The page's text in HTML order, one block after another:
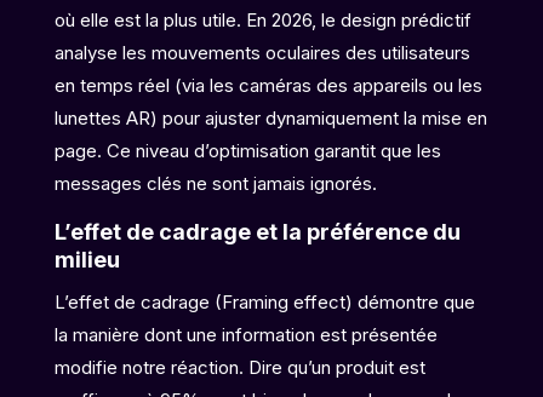
où elle est la plus utile. En 2026, le design prédictif
analyse les mouvements oculaires des utilisateurs
en temps réel (via les caméras des appareils ou les
lunettes AR) pour ajuster dynamiquement la mise en
page. Ce niveau d’optimisation garantit que les
messages clés ne sont jamais ignorés.
L’effet de cadrage et la préférence du
milieu
L’effet de cadrage (Framing effect) démontre que
la manière dont une information est présentée
modifie notre réaction. Dire qu’un produit est